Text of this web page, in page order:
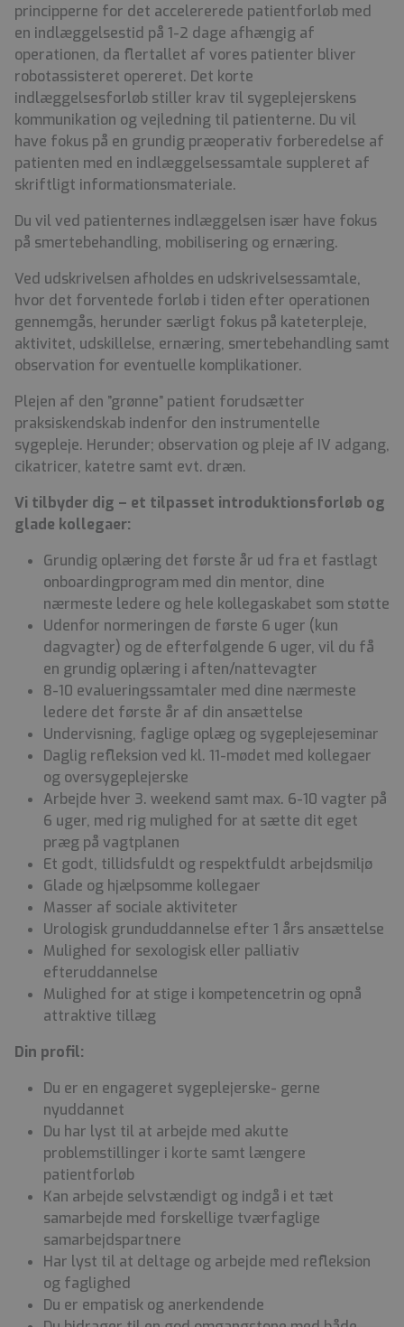
principperne for det accelererede patientforløb med
en indlæggelsestid på 1-2 dage afhængig af
operationen, da flertallet af vores patienter bliver
robotassisteret opereret. Det korte
indlæggelsesforløb stiller krav til sygeplejerskens
kommunikation og vejledning til patienterne. Du vil
have fokus på en grundig præoperativ forberedelse af
patienten med en indlæggelsessamtale suppleret af
skriftligt informationsmateriale.
Du vil ved patienternes indlæggelsen især have fokus
på smertebehandling, mobilisering og ernæring.
Ved udskrivelsen afholdes en udskrivelsessamtale,
hvor det forventede forløb i tiden efter operationen
gennemgås, herunder særligt fokus på kateterpleje,
aktivitet, udskillelse, ernæring, smertebehandling samt
observation for eventuelle komplikationer.
Plejen af den ”grønne” patient forudsætter
praksiskendskab indenfor den instrumentelle
sygepleje. Herunder; observation og pleje af IV adgang,
cikatricer, katetre samt evt. dræn.
Vi tilbyder dig – et tilpasset introduktionsforløb og
glade kollegaer:
Grundig oplæring det første år ud fra et fastlagt
onboardingprogram med din mentor, dine
nærmeste ledere og hele kollegaskabet som støtte
Udenfor normeringen de første 6 uger (kun
dagvagter) og de efterfølgende 6 uger, vil du få
en grundig oplæring i aften/nattevagter
8-10 evalueringssamtaler med dine nærmeste
ledere det første år af din ansættelse
Undervisning, faglige oplæg og sygeplejeseminar
Daglig refleksion ved kl. 11-mødet med kollegaer
og oversygeplejerske
Arbejde hver 3. weekend samt max. 6-10 vagter på
6 uger, med rig mulighed for at sætte dit eget
præg på vagtplanen
Et godt, tillidsfuldt og respektfuldt arbejdsmiljø
Glade og hjælpsomme kollegaer
Masser af sociale aktiviteter
Urologisk grunduddannelse efter 1 års ansættelse
Mulighed for sexologisk eller palliativ
efteruddannelse
Mulighed for at stige i kompetencetrin og opnå
attraktive tillæg
Din profil:
Du er en engageret sygeplejerske- gerne
nyuddannet
Du har lyst til at arbejde med akutte
problemstillinger i korte samt længere
patientforløb
Kan arbejde selvstændigt og indgå i et tæt
samarbejde med forskellige tværfaglige
samarbejdspartnere
Har lyst til at deltage og arbejde med refleksion
og faglighed
Du er empatisk og anerkendende